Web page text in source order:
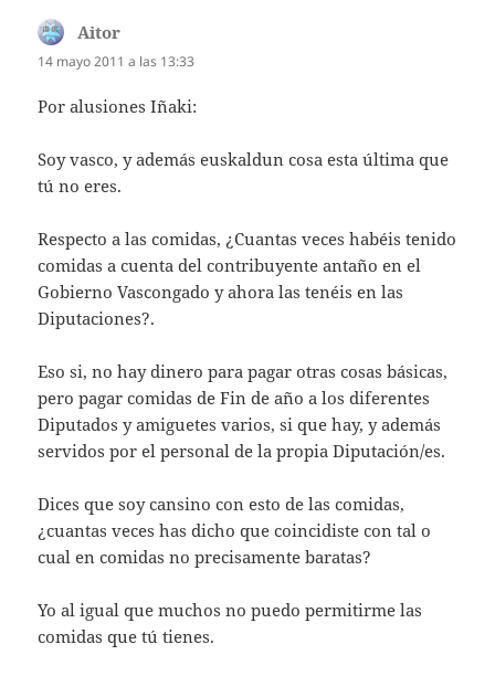
Aitor
14 mayo 2011 a las 13:33
Por alusiones Iñaki:
Soy vasco, y además euskaldun cosa esta última que
tú no eres.
Respecto a las comidas, ¿Cuantas veces habéis tenido
comidas a cuenta del contribuyente antaño en el
Gobierno Vascongado y ahora las tenéis en las
Diputaciones?.
Eso si, no hay dinero para pagar otras cosas básicas,
pero pagar comidas de Fin de año a los diferentes
Diputados y amiguetes varios, si que hay, y además
servidos por el personal de la propia Diputación/es.
Dices que soy cansino con esto de las comidas,
¿cuantas veces has dicho que coincidiste con tal o
cual en comidas no precisamente baratas?
Yo al igual que muchos no puedo permitirme las
comidas que tú tienes.